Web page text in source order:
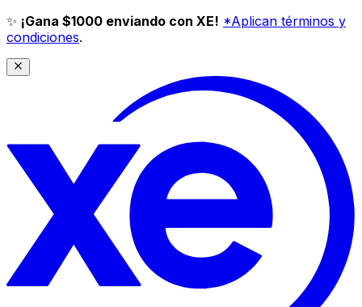
✨ ¡Gana $1000 enviando con XE! *Aplican términos y
condiciones.